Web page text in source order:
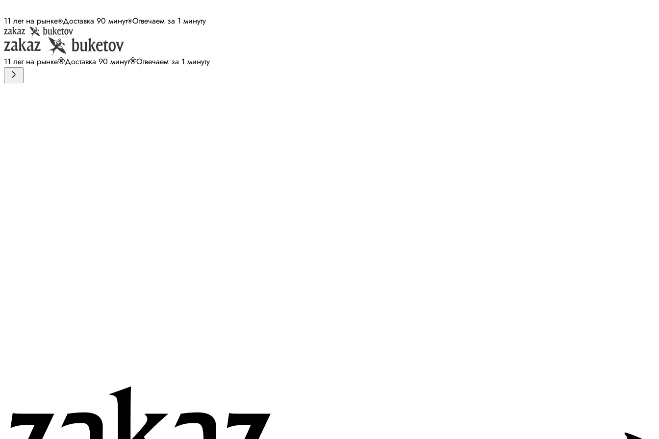
11 лет на рынке Доставка 90 минут Отвечаем за 1 минуту
11 лет на рынке Доставка 90 минут Отвечаем за 1 минуту